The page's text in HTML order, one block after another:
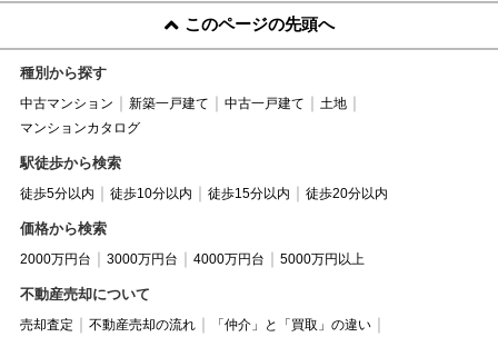
このページの先頭へ
種別から探す
中古マンション 新築一戸建て 中古一戸建て
土地
マンションカタログ
駅徒歩から検索
徒歩5分以内 徒歩10分以内 徒歩15分以内 徒歩20分以内
価格から検索
2000万円台 3000万円台 4000万円台 5000万円以上
不動産売却について
売却査定 不動産売却の流れ
「仲介」と「買取」の違い